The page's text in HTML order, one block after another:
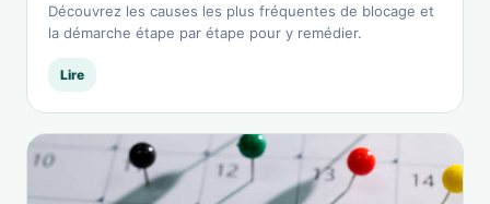
Découvrez les causes les plus fréquentes de blocage et
la démarche étape par étape pour y remédier.
Lire